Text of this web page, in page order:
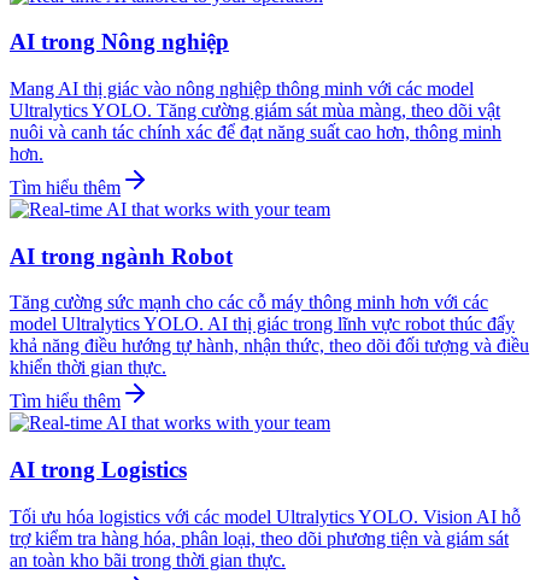
AI trong Nông nghiệp
Mang AI thị giác vào nông nghiệp thông minh với các model
Ultralytics YOLO. Tăng cường giám sát mùa màng, theo dõi vật
nuôi và canh tác chính xác để đạt năng suất cao hơn, thông minh
hơn.
Tìm hiểu thêm
AI trong ngành Robot
Tăng cường sức mạnh cho các cỗ máy thông minh hơn với các
model Ultralytics YOLO. AI thị giác trong lĩnh vực robot thúc đẩy
khả năng điều hướng tự hành, nhận thức, theo dõi đối tượng và điều
khiển thời gian thực.
Tìm hiểu thêm
AI trong Logistics
Tối ưu hóa logistics với các model Ultralytics YOLO. Vision AI hỗ
trợ kiểm tra hàng hóa, phân loại, theo dõi phương tiện và giám sát
an toàn kho bãi trong thời gian thực.